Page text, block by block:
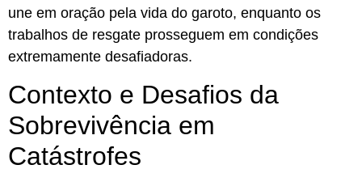
une em oração pela vida do garoto, enquanto os
trabalhos de resgate prosseguem em condições
extremamente desafiadoras.
Contexto e Desafios da
Sobrevivência em
Catástrofes